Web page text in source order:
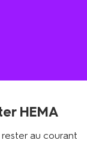
HEMA
au courant